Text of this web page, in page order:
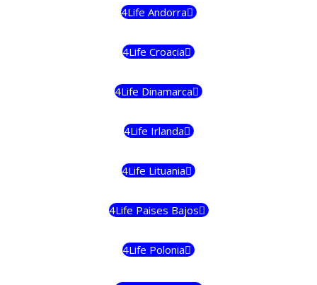
4Life Andorra
4Life Croacia
4Life Dinamarca
4Life Irlanda
4Life Lituania
4Life Paises Bajos
4Life Polonia